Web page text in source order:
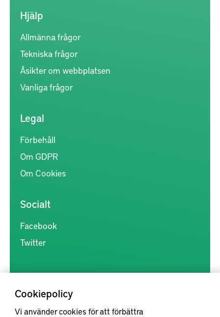
Cookiepolicy
Vi använder cookies för att förbättra
Hjälp
Allmänna frågor
Tekniska frågor
Åsikter om webbplatsen
Vanliga frågor
Legal
Förbehåll
Om GDPR
Om Cookies
Socialt
Facebook
Twitter
Kunskapsförmedlingen är en samlingsplats för svensk forskning